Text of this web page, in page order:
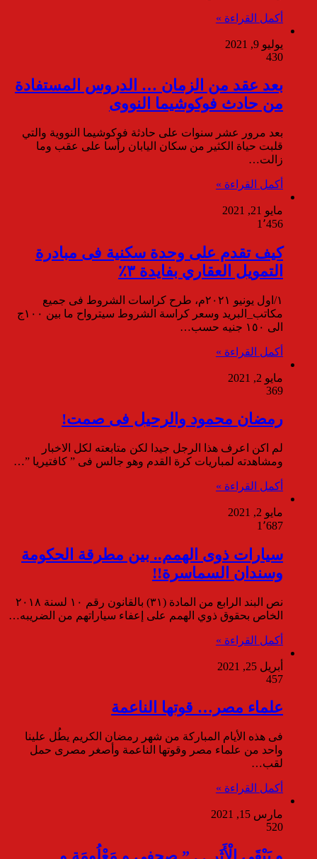
أكمل القراءة »
يوليو 9, 2021
430
بعد عقد من الزمان … الدروس المستفادة
من حادث فوكوشيما النووى
بعد مرور عشر سنوات على حادثة فوكوشيما النووية والتي
قلبت حياة الكثير من سكان اليابان رأسا على عقب وما
زالت…
أكمل القراءة »
مايو 21, 2021
1٬456
كيف تقدم على وحدة سكنية فى مبادرة
التمويل العقاري بفايدة ٣٪
١/اول يونيو ٢٠٢١م، طرح كراسات الشروط فى جميع
مكاتب_البريد وسعر كراسة الشروط سيترواح ما بين ١٠٠ج
الى ١٥٠ جنيه حسب…
أكمل القراءة »
مايو 2, 2021
369
رمضان محمود والرحيل فى صمت!
لم اكن اعرف هذا الرجل جيدا لكن متابعته لكل الاخبار
ومشاهدته لمباريات كرة القدم وهو جالس فى ” كافتيريا ”…
أكمل القراءة »
مايو 2, 2021
1٬687
سيارات ذوى الهمم.. بين مطرقة الحكومة
وسندان السماسرة!!
نص البند الرابع من المادة (٣١) بالقانون رقم ١٠ لسنة ٢٠١٨
الخاص بحقوق ذوي الهمم على إعفاء سياراتهم من الضريبه…
أكمل القراءة »
أبريل 25, 2021
457
علماء مصر… قوتها الناعمة
فى هذه الأيام المباركة من شهر رمضان الكريم يطُل علينا
واحد من علماء مصر وقوتها الناعمة وأصغر مصرى حمل
لقب…
أكمل القراءة »
مارس 15, 2021
520